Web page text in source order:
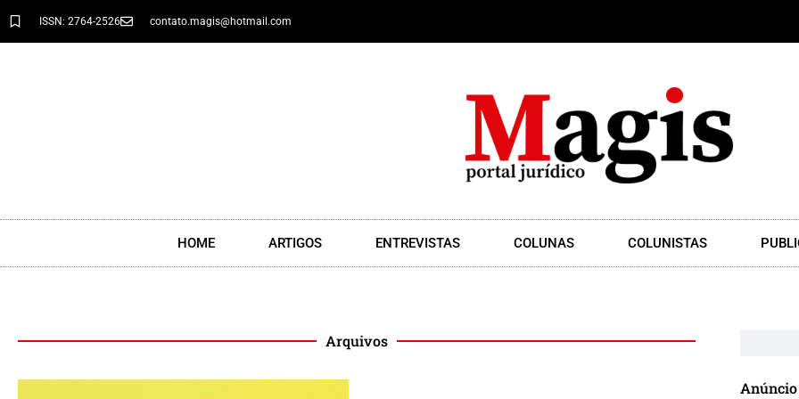
ISSN: 2764-2526 contato.magis@hotmail.com
HOME ARTIGOS ENTREVISTAS COLUNAS COLUNISTAS
Arquivos
Anúncio